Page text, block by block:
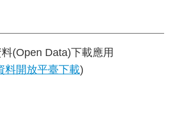
(Open Data)下載應用
料開放平臺下載)